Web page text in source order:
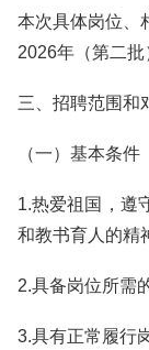
本次具体岗位、
2026年（第二批
三、招聘范围和
（一）基本条件
1.热爱祖国，遵
和教书育人的精
2.具备岗位所需
3.具有正常履行